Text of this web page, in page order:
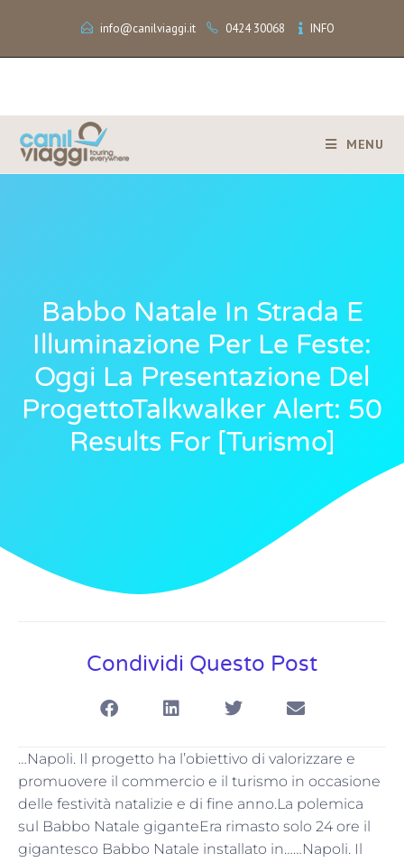
info@canilviaggi.it 0424 30068 INFO
MENU
Babbo Natale In Strada E
Illuminazione Per Le Feste:
Oggi La Presentazione Del
ProgettoTalkwalker Alert: 50
Results For [turismo]
Condividi Questo Post
…Napoli. Il progetto ha l’obiettivo di valorizzare e
promuovere il commercio e il turismo in occasione
delle festività natalizie e di fine anno.La polemica
sul Babbo Natale giganteEra rimasto solo 24 ore il
gigantesco Babbo Natale installato in……Napoli. Il